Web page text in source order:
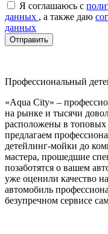
Я соглашаюсь с
данных , а также даю
данных
Отправить
Профессиональный
«Aqua City» –
на рынке и тысячи
расположены в
предлагаем
детейлинг‑мойки до
мастера, прошедшие
позаботятся о вашем
уже оценили качество
автомобиль
безупречном сервисе